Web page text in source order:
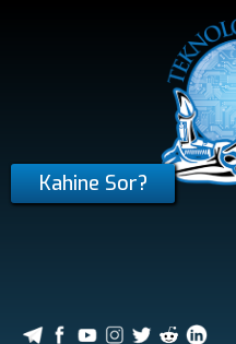
Kahine Sor?